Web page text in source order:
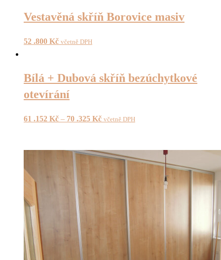
Vestavěná skříň Borovice masiv
52 .800 Kč včetně DPH
Bílá + Dubová skříň bezúchytkové
otevírání
61 .152 Kč – 70 .325 Kč včetně DPH